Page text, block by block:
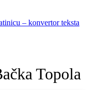
– konvertor teksta
Topola